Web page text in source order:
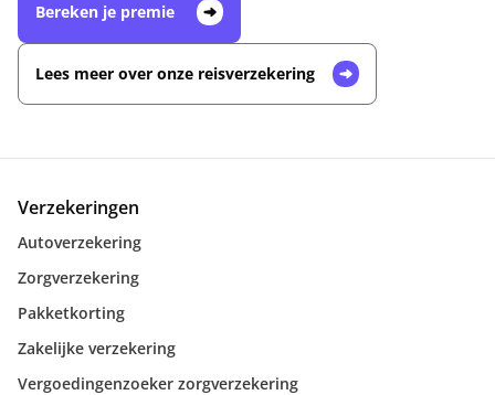
Bereken je premie
Lees meer over onze reisverzekering
Verzekeringen
Autoverzekering
Zorgverzekering
Pakketkorting
Zakelijke verzekering
Vergoedingenzoeker zorgverzekering